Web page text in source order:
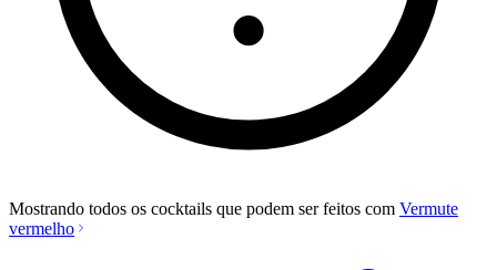
Mostrando todos os cocktails que podem ser feitos com Vermute
vermelho